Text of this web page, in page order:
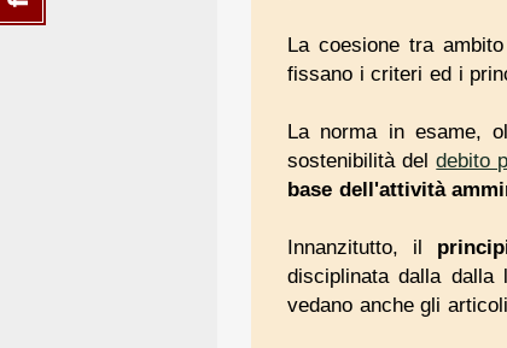
La coesione tra
fissano i criteri ed i
La norma in esame,
sostenibilità deldebito
base dell'attività
Innanzitutto, il
disciplinata dalla dalla
vedano anche gli articoli